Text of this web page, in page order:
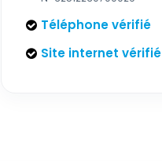
Téléphone vérifié
Site internet vérifié